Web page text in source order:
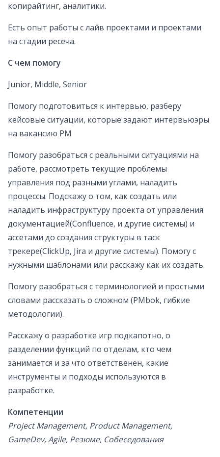
копирайтинг, аналитики.
Есть опыт работы с лайв проектами и проектами
на стадии ресеча.
С чем помогу
Junior, Middle, Senior
Помогу подготовиться к интервью, разберу
кейсовые ситуации, которые задают интервьюэры
на вакансию PM
Помогу разобраться с реальными ситуациями на
работе, рассмотреть текущие проблемы
управления под разными углами, наладить
процессы. Подскажу о том, как создать или
наладить инфраструктуру проекта от управления
документацией(Confluence, и другие системы) и
ассетами до создания структуры в таск
трекере(ClickUp, Jira и другие системы). Помогу с
нужными шаблонами или расскажу как их создать.
Помогу разобраться с терминологией и простыми
словами рассказать о сложном (PMbok, гибкие
методологии).
Расскажу о разработке игр подкапотно, о
разделении функций по отделам, кто чем
занимается и за что ответственен, какие
инструменты и подходы используются в
разработке.
Компетенции
Project Management, Product Management,
GameDev, Agile, Резюме, Собеседования